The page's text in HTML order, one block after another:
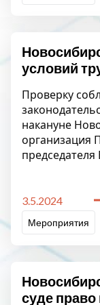
условий
Проверку
накануне
организация
3.5.2024
Мероприятия
суде